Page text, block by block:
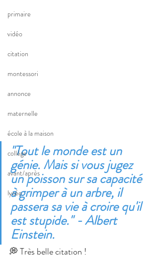
primaire
vidéo
citation
montessori
annonce
maternelle
école à la maison
collège
avant/après
lycée
"Tout le monde est un
génie. Mais si vous jugez
un poisson sur sa capacité
à grimper à un arbre, il
passera sa vie à croire qu'il
est stupide." - Albert
Einstein.
💭 Très belle citation !